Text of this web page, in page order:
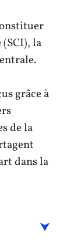
la
grâce à
de la
dans la